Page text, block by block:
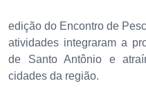
edição do Encontro de
atividades integraram a
de Santo Antônio e
cidades da região.